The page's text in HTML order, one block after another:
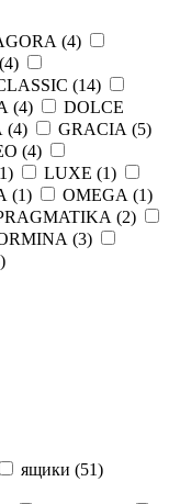
(4)
4)
(14)
(4)
DOLCE
(4) GRACIA (5)
(4)
1) LUXE (1)
(1) OMEGA (1)
(2)
(3)
)
ящики (51)